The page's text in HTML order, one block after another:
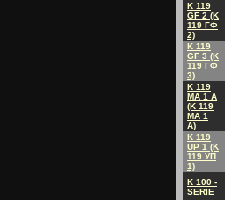
K 119
GF 2 (K
119 ГФ
2)
K 119
GF 3 (K
119 ГФ
3)
K 119
MA 1 A
(K 119
MA 1
A)
K 119
UP 1 (K
119 УП
1)
K 100 -
SERIE